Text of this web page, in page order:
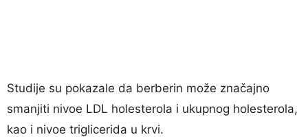
Studije su pokazale da berberin može značajno
smanjiti nivoe LDL holesterola i ukupnog holesterola,
kao i nivoe triglicerida u krvi.